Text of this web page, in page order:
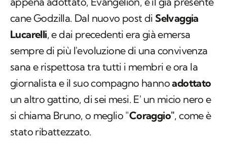
cane Godzilla. Dal nuovo post diSelvaggia
Lucarelli, e dai precedenti era già emersa
sempre di più l'evoluzione di una convivenza
sana e rispettosa tra tutti i membri e ora la
giornalista e il suo compagno hannoadottato
un altro gattino, di sei mesi. E' un micio nero e
si chiama Bruno, o meglio "Coraggio", come è
stato ribattezzato.